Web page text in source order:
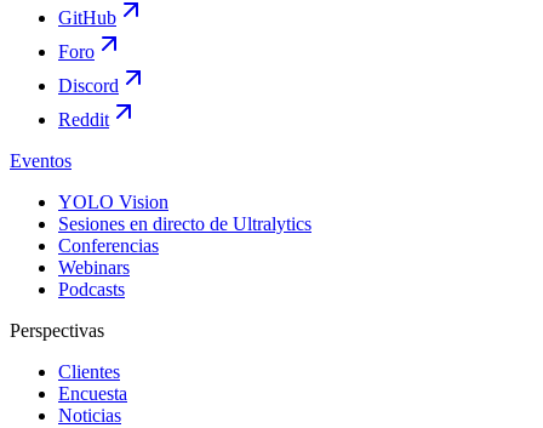
GitHub
Foro
Discord
Reddit
Eventos
YOLO Vision
Sesiones en directo de Ultralytics
Conferencias
Webinars
Podcasts
Perspectivas
Clientes
Encuesta
Noticias